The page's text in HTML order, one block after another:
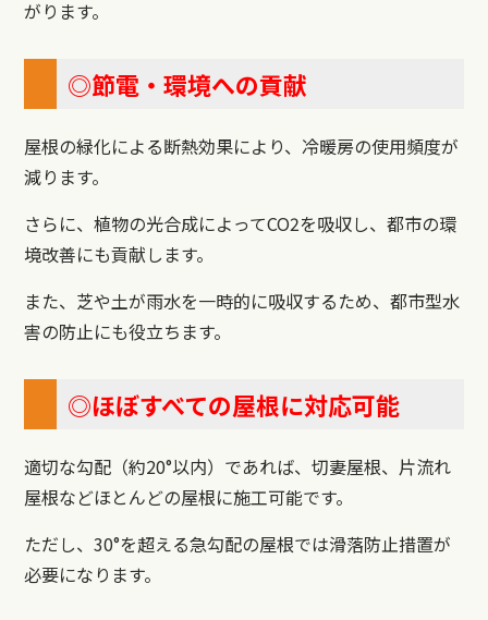
がります。
◎節電・環境への貢献
屋根の緑化による断熱効果により、冷暖房の使用頻度が
減ります。
さらに、植物の光合成によってCO2を吸収し、都市の環
境改善にも貢献します。
また、芝や土が雨水を一時的に吸収するため、都市型水
害の防止にも役立ちます。
◎ほぼすべての屋根に対応可能
適切な勾配（約20°以内）であれば、切妻屋根、片流れ
屋根などほとんどの屋根に施工可能です。
ただし、30°を超える急勾配の屋根では滑落防止措置が
必要になります。